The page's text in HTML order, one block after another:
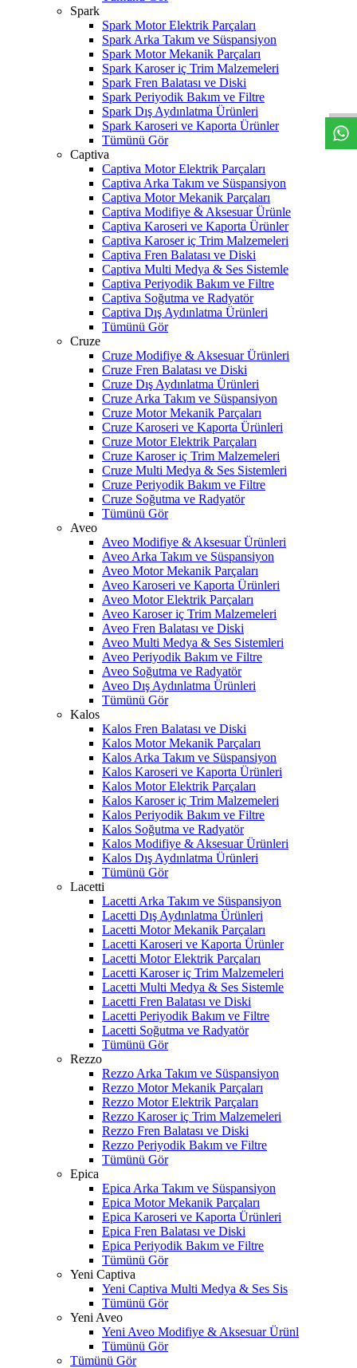
Spark
Spark Motor Elektrik Parçaları
Spark Arka Takım ve Süspansiyon
Spark Motor Mekanik Parçaları
Spark Karoser iç Trim Malzemeleri
Spark Fren Balatası ve Diski
Spark Periyodik Bakım ve Filtre
Spark Dış Aydınlatma Ürünleri
Spark Karoseri ve Kaporta Ürünler
Tümünü Gör
Captiva
Captiva Motor Elektrik Parçaları
Captiva Arka Takım ve Süspansiyon
Captiva Motor Mekanik Parçaları
Captiva Modifiye & Aksesuar Ürünle
Captiva Karoseri ve Kaporta Ürünler
Captiva Karoser iç Trim Malzemeleri
Captiva Fren Balatası ve Diski
Captiva Multi Medya & Ses Sistemle
Captiva Periyodik Bakım ve Filtre
Captiva Soğutma ve Radyatör
Captiva Dış Aydınlatma Ürünleri
Tümünü Gör
Cruze
Cruze Modifiye & Aksesuar Ürünleri
Cruze Fren Balatası ve Diski
Cruze Dış Aydınlatma Ürünleri
Cruze Arka Takım ve Süspansiyon
Cruze Motor Mekanik Parçaları
Cruze Karoseri ve Kaporta Ürünleri
Cruze Motor Elektrik Parçaları
Cruze Karoser iç Trim Malzemeleri
Cruze Multi Medya & Ses Sistemleri
Cruze Periyodik Bakım ve Filtre
Cruze Soğutma ve Radyatör
Tümünü Gör
Aveo
Aveo Modifiye & Aksesuar Ürünleri
Aveo Arka Takım ve Süspansiyon
Aveo Motor Mekanik Parçaları
Aveo Karoseri ve Kaporta Ürünleri
Aveo Motor Elektrik Parçaları
Aveo Karoser iç Trim Malzemeleri
Aveo Fren Balatası ve Diski
Aveo Multi Medya & Ses Sistemleri
Aveo Periyodik Bakım ve Filtre
Aveo Soğutma ve Radyatör
Aveo Dış Aydınlatma Ürünleri
Tümünü Gör
Kalos
Kalos Fren Balatası ve Diski
Kalos Motor Mekanik Parçaları
Kalos Arka Takım ve Süspansiyon
Kalos Karoseri ve Kaporta Ürünleri
Kalos Motor Elektrik Parçaları
Kalos Karoser iç Trim Malzemeleri
Kalos Periyodik Bakım ve Filtre
Kalos Soğutma ve Radyatör
Kalos Modifiye & Aksesuar Ürünleri
Kalos Dış Aydınlatma Ürünleri
Tümünü Gör
Lacetti
Lacetti Arka Takım ve Süspansiyon
Lacetti Dış Aydınlatma Ürünleri
Lacetti Motor Mekanik Parçaları
Lacetti Karoseri ve Kaporta Ürünler
Lacetti Motor Elektrik Parçaları
Lacetti Karoser iç Trim Malzemeleri
Lacetti Multi Medya & Ses Sistemle
Lacetti Fren Balatası ve Diski
Lacetti Periyodik Bakım ve Filtre
Lacetti Soğutma ve Radyatör
Tümünü Gör
Rezzo
Rezzo Arka Takım ve Süspansiyon
Rezzo Motor Mekanik Parçaları
Rezzo Motor Elektrik Parçaları
Rezzo Karoser iç Trim Malzemeleri
Rezzo Fren Balatası ve Diski
Rezzo Periyodik Bakım ve Filtre
Tümünü Gör
Epica
Epica Arka Takım ve Süspansiyon
Epica Motor Mekanik Parçaları
Epica Karoseri ve Kaporta Ürünleri
Epica Fren Balatası ve Diski
Epica Periyodik Bakım ve Filtre
Tümünü Gör
Yeni Captiva
Yeni Captiva Multi Medya & Ses Sis
Tümünü Gör
Yeni Aveo
Yeni Aveo Modifiye & Aksesuar Ürünl
Tümünü Gör
Tümünü Gör